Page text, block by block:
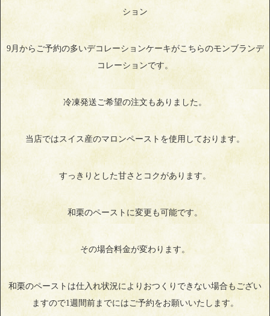
ション
9月からご予約の多いデコレーションケーキがこちらのモンブランデ
コレーションです。
冷凍発送ご希望の注文もありました。
当店ではスイス産のマロンペーストを使用しております。
すっきりとした甘さとコクがあります。
和栗のペーストに変更も可能です。
その場合料金が変わります。
和栗のペーストは仕入れ状況によりおつくりできない場合もござい
ますので1週間前までにはご予約をお願いいたします。